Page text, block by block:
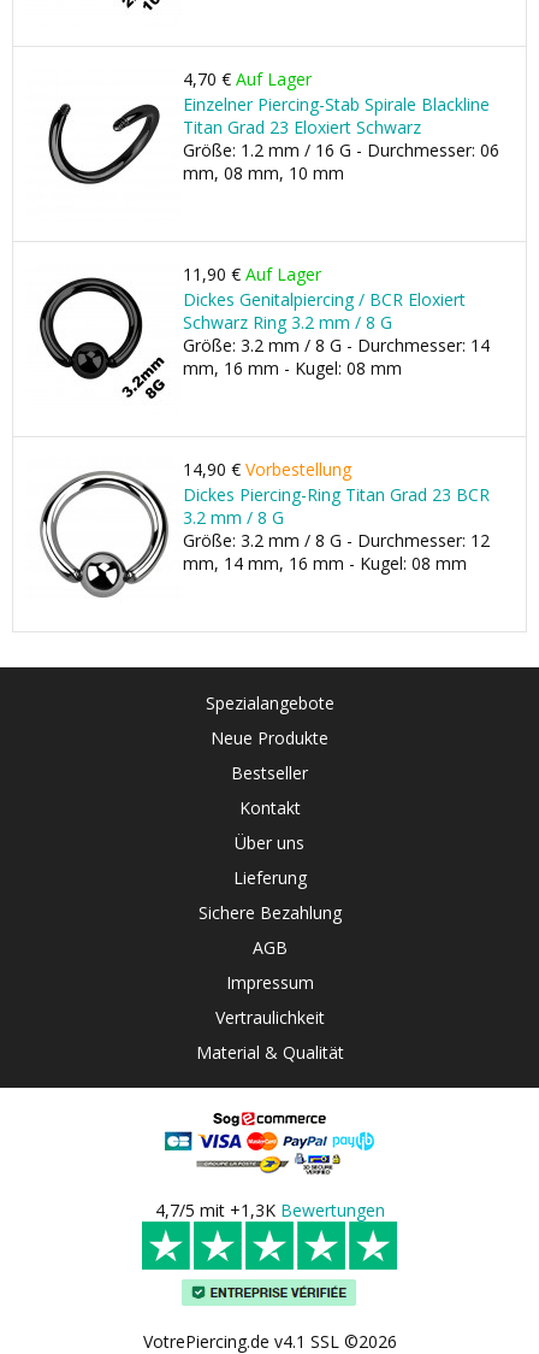
4,70 € Auf Lager
Einzelner Piercing-Stab Spirale Blackline
Titan Grad 23 Eloxiert Schwarz
Größe: 1.2 mm / 16 G - Durchmesser: 06
mm, 08 mm, 10 mm
11,90 € Auf Lager
Dickes Genitalpiercing / BCR Eloxiert
Schwarz Ring 3.2 mm / 8 G
Größe: 3.2 mm / 8 G - Durchmesser: 14
mm, 16 mm - Kugel: 08 mm
14,90 € Vorbestellung
Dickes Piercing-Ring Titan Grad 23 BCR
3.2 mm / 8 G
Größe: 3.2 mm / 8 G - Durchmesser: 12
mm, 14 mm, 16 mm - Kugel: 08 mm
Spezialangebote
Neue Produkte
Bestseller
Kontakt
Über uns
Lieferung
Sichere Bezahlung
AGB
Impressum
Vertraulichkeit
Material & Qualität
4,7/5 mit +1,3K Bewertungen
VotrePiercing.de v4.1 SSL ©2026